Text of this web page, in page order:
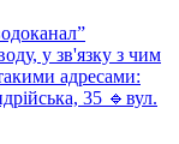
у зв'язку з чим
адресами:
35 🔹вул.